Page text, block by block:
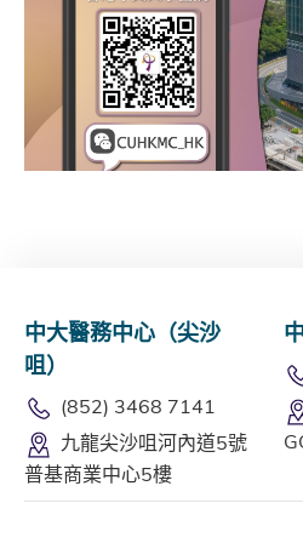
中大醫務中心（尖沙
咀）
(852) 3468 7141
九龍尖沙咀河內道5號
普基商業中心5樓